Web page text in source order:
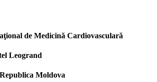
de Medicină Cardiovasculară
Leogrand
Moldova